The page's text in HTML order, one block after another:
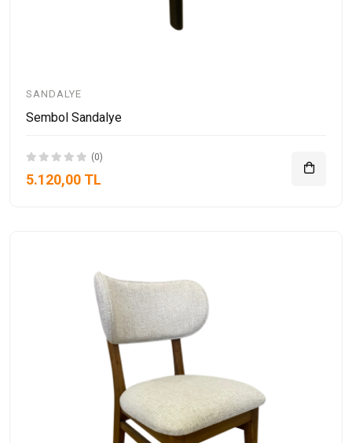
SANDALYE
Sembol Sandalye
(0)
5.120,00 TL